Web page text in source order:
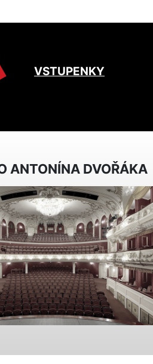
VSTUPENKY
ANTONÍNA DVOŘÁKA